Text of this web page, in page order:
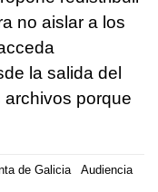
no aislar a los
la salida del
archivos porque
de Galicia
Audiencia